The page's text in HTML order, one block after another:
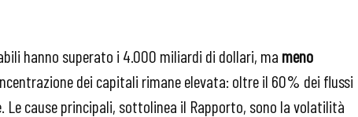
hanno superato i 4.000 miliardi di dollari, ma meno
dei capitali rimane elevata: oltre il 60% dei flussi
cause principali, sottolinea il Rapporto, sono la volatilità